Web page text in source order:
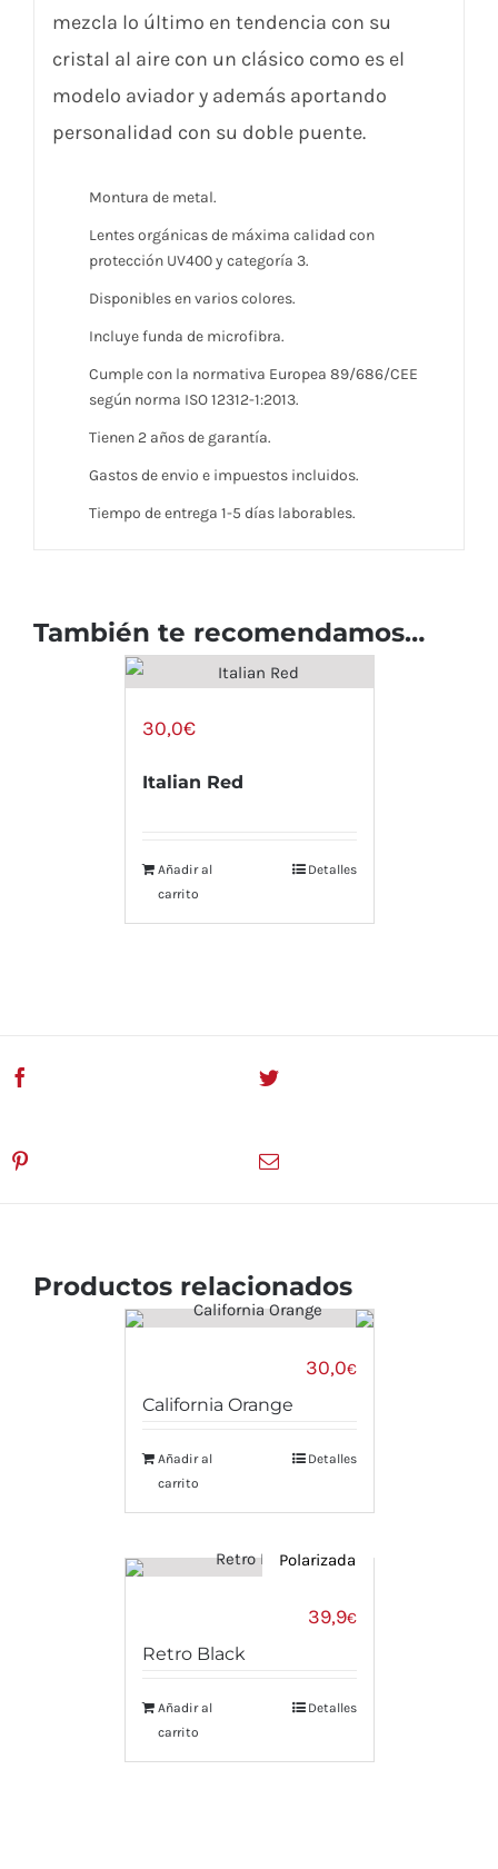
mezcla lo último en tendencia con su
cristal al aire con un clásico como es el
modelo aviador y además aportando
personalidad con su doble puente.
Montura de metal.
Lentes orgánicas de máxima calidad con
protección UV400 y categoría 3.
Disponibles en varios colores.
Incluye funda de microfibra.
Cumple con la normativa Europea 89/686/CEE
según norma ISO 12312-1:2013.
Tienen 2 años de garantía.
Gastos de envio e impuestos incluidos.
Tiempo de entrega 1-5 días laborables.
También te recomendamos…
30,0€
Italian Red
Añadir al
carrito
Detalles
Productos relacionados
30,0€
California Orange
Añadir al
carrito
Detalles
Polarizada
39,9€
Retro Black
Añadir al
carrito
Detalles